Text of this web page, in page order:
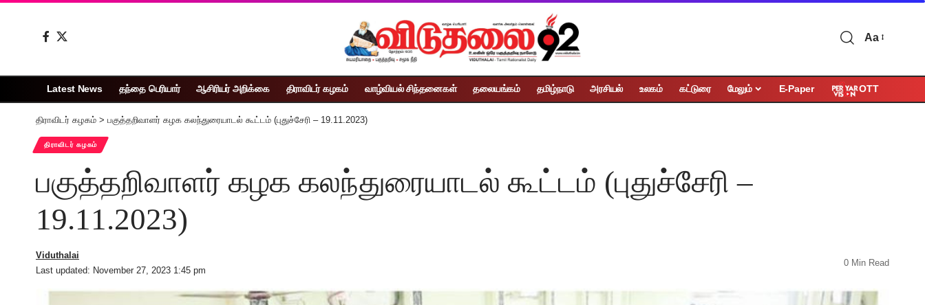
Aa
Latest News தந்தை பெரியார் ஆசிரியர் அறிக்கை திராவிடர் கழகம் வாழ்வியல் சிந்தனைகள் தலையங்கம் தமிழ்நாடு அரசியல் உலகம் கட்டுரை மேலும் E-Paper OTT
திராவிடர் கழகம் > பகுத்தறிவாளர் கழக கலந்துரையாடல் கூட்டம் (புதுச்சேரி – 19.11.2023)
திராவிடர் கழகம்
பகுத்தறிவாளர் கழக கலந்துரையாடல் கூட்டம் (புதுச்சேரி –
19.11.2023)
Last updated: November 27, 2023 1:45 pm
Viduthalai
0 Min Read